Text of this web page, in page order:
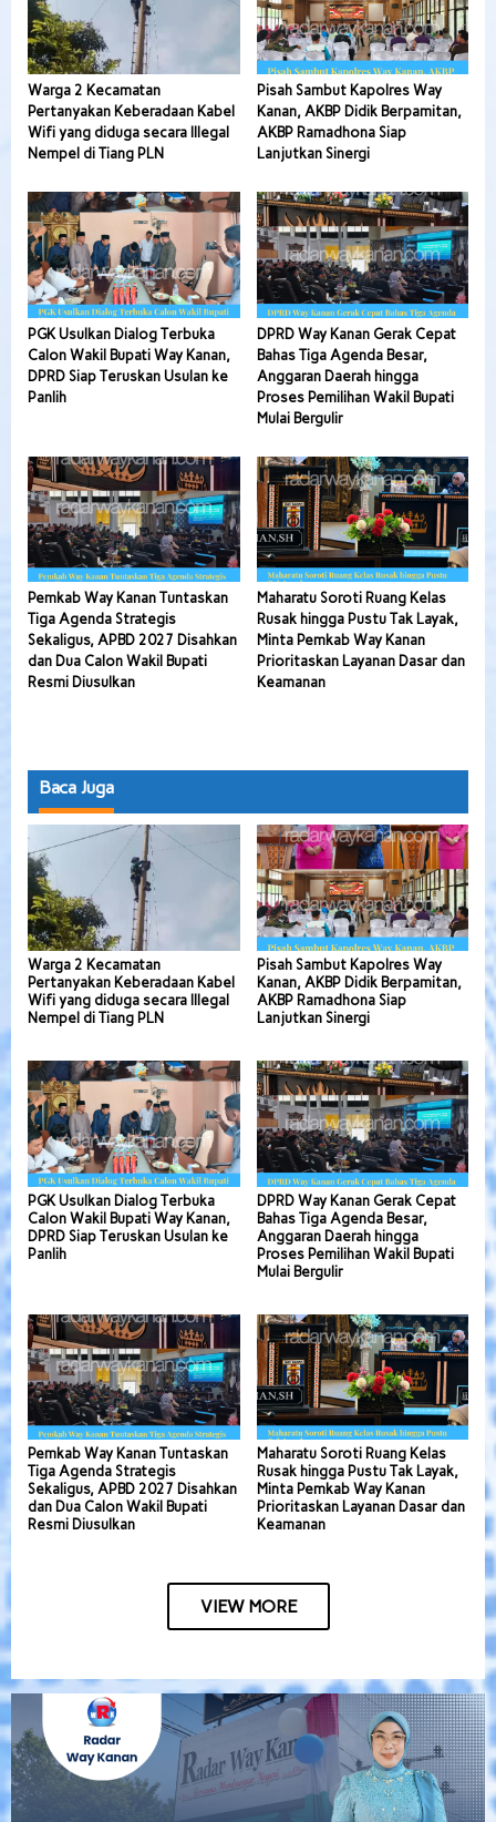
Warga 2 Kecamatan
Pertanyakan Keberadaan Kabel
Wifi yang diduga secara Illegal
Nempel di Tiang PLN
Pisah Sambut Kapolres Way
Kanan, AKBP Didik Berpamitan,
AKBP Ramadhona Siap
Lanjutkan Sinergi
PGK Usulkan Dialog Terbuka
Calon Wakil Bupati Way Kanan,
DPRD Siap Teruskan Usulan ke
Panlih
DPRD Way Kanan Gerak Cepat
Bahas Tiga Agenda Besar,
Anggaran Daerah hingga
Proses Pemilihan Wakil Bupati
Mulai Bergulir
Pemkab Way Kanan Tuntaskan
Tiga Agenda Strategis
Sekaligus, APBD 2027 Disahkan
dan Dua Calon Wakil Bupati
Resmi Diusulkan
Maharatu Soroti Ruang Kelas
Rusak hingga Pustu Tak Layak,
Minta Pemkab Way Kanan
Prioritaskan Layanan Dasar dan
Keamanan
Baca Juga
Warga 2 Kecamatan
Pertanyakan Keberadaan Kabel
Wifi yang diduga secara Illegal
Nempel di Tiang PLN
Pisah Sambut Kapolres Way
Kanan, AKBP Didik Berpamitan,
AKBP Ramadhona Siap
Lanjutkan Sinergi
PGK Usulkan Dialog Terbuka
Calon Wakil Bupati Way Kanan,
DPRD Siap Teruskan Usulan ke
Panlih
DPRD Way Kanan Gerak Cepat
Bahas Tiga Agenda Besar,
Anggaran Daerah hingga
Proses Pemilihan Wakil Bupati
Mulai Bergulir
Pemkab Way Kanan Tuntaskan
Tiga Agenda Strategis
Sekaligus, APBD 2027 Disahkan
dan Dua Calon Wakil Bupati
Resmi Diusulkan
Maharatu Soroti Ruang Kelas
Rusak hingga Pustu Tak Layak,
Minta Pemkab Way Kanan
Prioritaskan Layanan Dasar dan
Keamanan
VIEW MORE